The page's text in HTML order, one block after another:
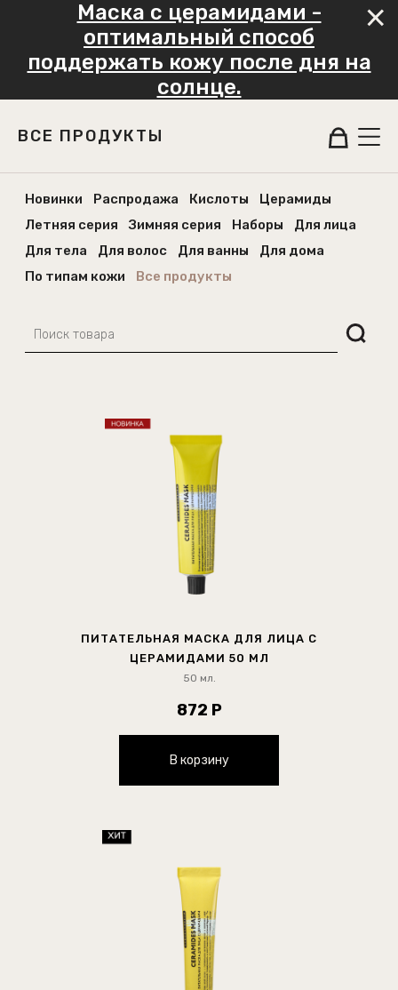
Маска с церамидами -
оптимальный способ
поддержать кожу после дня на
солнце.
ВСЕ ПРОДУКТЫ
Новинки Распродажа Кислоты
Церамиды
Летняя серия
Зимняя серия Наборы
Для лица
Для тела
Для волос Для ванны
Для дома
По типам кожи
Все продукты
ПИТАТЕЛЬНАЯ МАСКА ДЛЯ ЛИЦА С
ЦЕРАМИДАМИ 50 МЛ
50 мл.
872 Р
В корзину